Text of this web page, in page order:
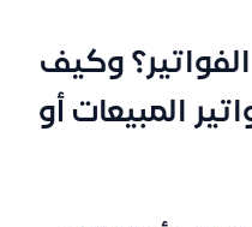
وكيف
المبيعات أو